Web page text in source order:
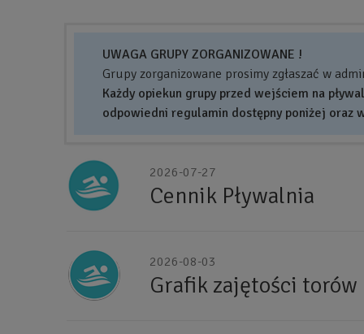
UWAGA GRUPY ZORGANIZOWANE !
Grupy zorganizowane prosimy zgłaszać w
Każdy opiekun grupy przed wejściem na
odpowiedni regulamin dostępny poniżej oraz
Referencja
do
segmentu
2026-07-27
Cennik Pływalnia
2026-08-03
Grafik zajętości torów